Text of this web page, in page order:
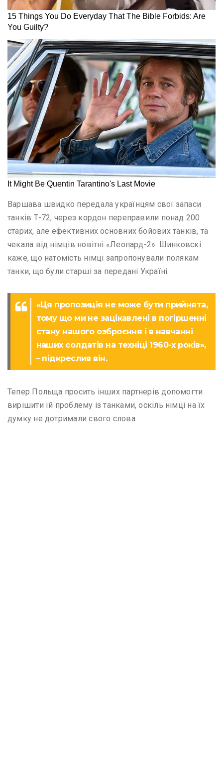
Варшава швидко передала українцям свої запаси
танків Т-72, через кордон переправили понад 200
старих, але ефективних основних бойових танків, та
чекала від німців новітні «Леопард-2». Шинковскі
каже, що натомість німці запропонували полякам
танки, що були старші за передані Україні.
«Ця пропозиція не може бути прийнята,
тому що ми не зацікавлені в погіршенні
стану нашого озброєння і в навчанні
наших солдатів на техніці 1960-х років»,
– підкреслив він.
Тепер Польща просить інших партнерів допомогти
вирішити їй проблему із танками, оскіль німці на їх
думку не дотримали свого слова.